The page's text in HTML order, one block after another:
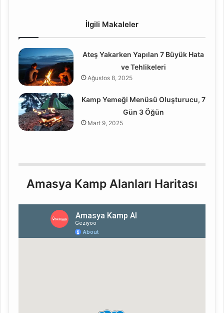
İlgili Makaleler
Ateş Yakarken Yapılan 7 Büyük Hata
ve Tehlikeleri
Ağustos 8, 2025
Kamp Yemeği Menüsü Oluşturucu, 7
Gün 3 Öğün
Mart 9, 2025
Amasya Kamp Alanları Haritası